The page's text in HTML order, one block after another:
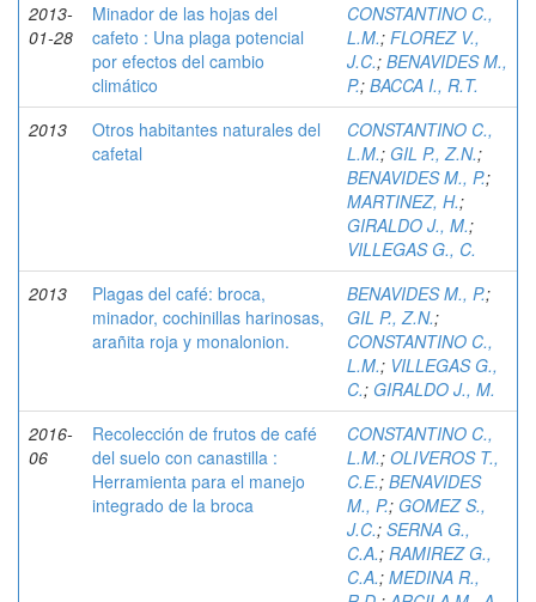
2013-
01-28
Minador de las hojas del
cafeto : Una plaga potencial
por efectos del cambio
climático
CONSTANTINO C.,
L.M.; FLOREZ V.,
J.C.; BENAVIDES M.,
P.; BACCA I., R.T.
2013
Otros habitantes naturales del
cafetal
CONSTANTINO C.,
L.M.; GIL P., Z.N.;
BENAVIDES M., P.;
MARTINEZ, H.;
GIRALDO J., M.;
VILLEGAS G., C.
2013
Plagas del café: broca,
minador, cochinillas harinosas,
arañita roja y monalonion.
BENAVIDES M., P.;
GIL P., Z.N.;
CONSTANTINO C.,
L.M.; VILLEGAS G.,
C.; GIRALDO J., M.
2016-
06
Recolección de frutos de café
del suelo con canastilla :
Herramienta para el manejo
integrado de la broca
CONSTANTINO C.,
L.M.; OLIVEROS T.,
C.E.; BENAVIDES
M., P.; GOMEZ S.,
J.C.; SERNA G.,
C.A.; RAMIREZ G.,
C.A.; MEDINA R.,